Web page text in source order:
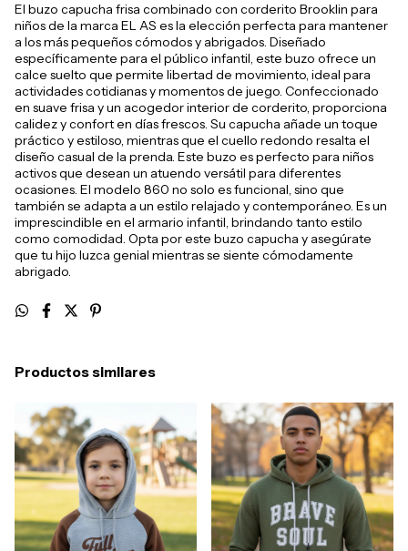
El buzo capucha frisa combinado con corderito Brooklin para
niños de la marca EL AS es la elección perfecta para mantener
a los más pequeños cómodos y abrigados. Diseñado
específicamente para el público infantil, este buzo ofrece un
calce suelto que permite libertad de movimiento, ideal para
actividades cotidianas y momentos de juego. Confeccionado
en suave frisa y un acogedor interior de corderito, proporciona
calidez y confort en días frescos. Su capucha añade un toque
práctico y estiloso, mientras que el cuello redondo resalta el
diseño casual de la prenda. Este buzo es perfecto para niños
activos que desean un atuendo versátil para diferentes
ocasiones. El modelo 860 no solo es funcional, sino que
también se adapta a un estilo relajado y contemporáneo. Es un
imprescindible en el armario infantil, brindando tanto estilo
como comodidad. Opta por este buzo capucha y asegúrate
que tu hijo luzca genial mientras se siente cómodamente
abrigado.
Productos similares